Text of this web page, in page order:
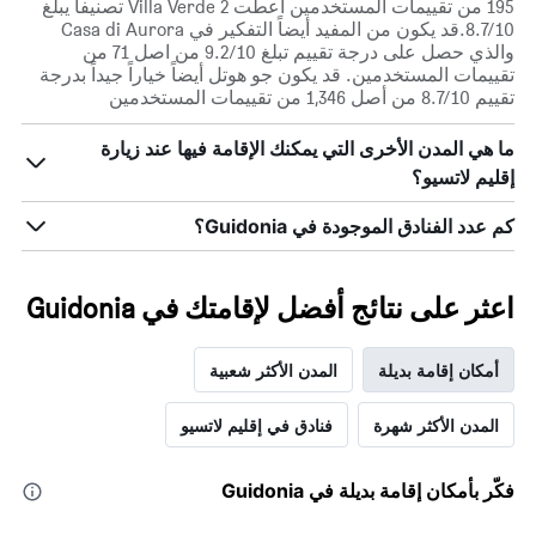
أيام
الأسبوع.
يتضمن
المخطط
التالي
1
محور
الذي
يعرض
متوسط
195 من تقييمات المستخدمين أعطت Villa Verde 2 تصنيفاً يبلغ
8.7/10.قد يكون من المفيد أيضاً التفكير في Casa di Aurora
والذي حصل على درجة تقييم تبلغ 9.2/10 من اصل 71 من
تقييمات المستخدمين. قد يكون جو هوتل أيضاً خياراً جيداً بدرجة
تقييم 8.7/10 من أصل 1,346 من تقييمات المستخدمين
ما هي المدن الأخرى التي يمكنك الإقامة فيها عند زيارة
إقليم لاتسيو؟
كم عدد الفنادق الموجودة في Guidonia؟
اعثر على نتائج أفضل لإقامتك في Guidonia
أمكان إقامة بديلة المدن الأكثر شعبية
المدن الأكثر شهرة فنادق في إقليم لاتسيو
فكّر بأمكان إقامة بديلة في Guidonia